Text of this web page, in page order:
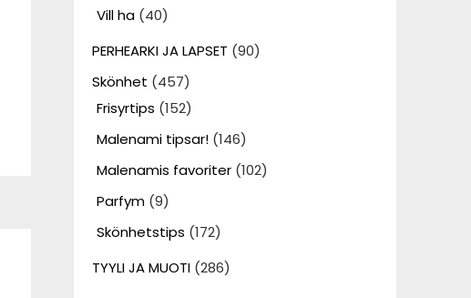
Vill ha(40)
PERHEARKI JA LAPSET (90)
Skönhet (457)
Frisyrtips (152)
Malenami tipsar!(146)
Malenamis favoriter(102)
Parfym(9)
Skönhetstips (172)
TYYLI JA MUOTI(286)